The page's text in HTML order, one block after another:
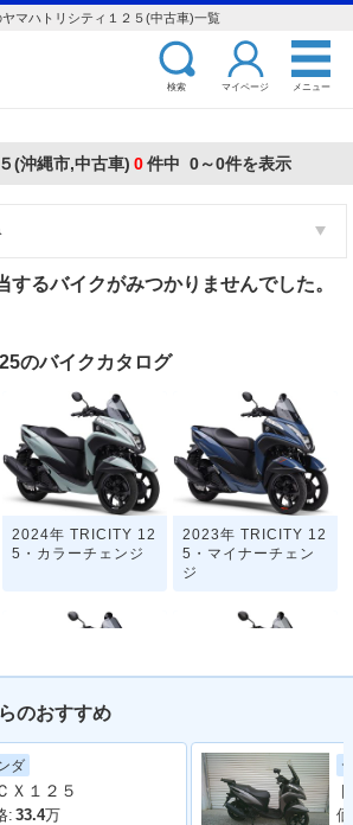
マハトリシティ１２５(中古車)一覧
検索 マイページ メニュー
(沖縄市,中古車) 0件中 0～0件を表示
するバイクがみつかりませんでした。
のバイクカタログ
2024年 TRICITY 12
5・カラーチェンジ
2023年 TRICITY 12
5・マイナーチェン
ジ
2021年 TRICITY 12
5・カラーチェンジ
2019年 TRICITY 12
5 ABS・カラーチェ
ンジ
のおすすめ
ダ
Ｘ１２５
:33.4万